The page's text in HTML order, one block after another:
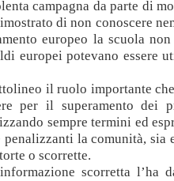
campagna da parte di
di non conoscere
europeo la scuola
europei potevano essere
il ruolo importante
per il superamento dei
sempre termini ed
penalizzanti la comunità, sia
o scorrette.
scorretta l’ha